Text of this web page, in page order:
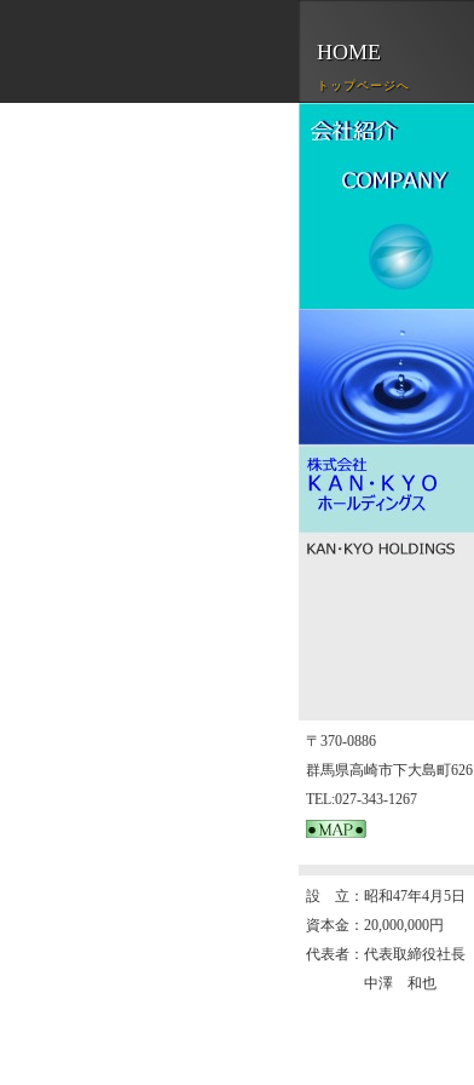
HOME
トップページへ
〒370-0886
群馬県高崎市下大島町626
TEL:027-343-1267
設 立：昭和47年4月5日
資本金：20,000,000円
代表者：代表取締役社長
中澤 和也